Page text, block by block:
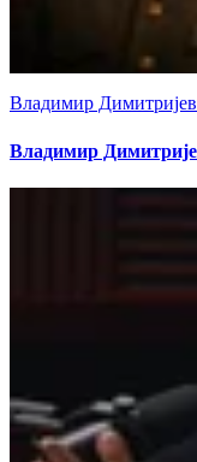
Владимир
Владимир